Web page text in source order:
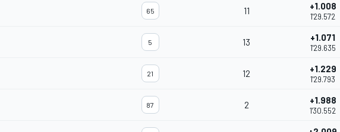
65 11 +1.008
1'29.572
5 13 +1.071
1'29.635
21 12 +1.229
1'29.793
87 2 +1.988
1'30.552